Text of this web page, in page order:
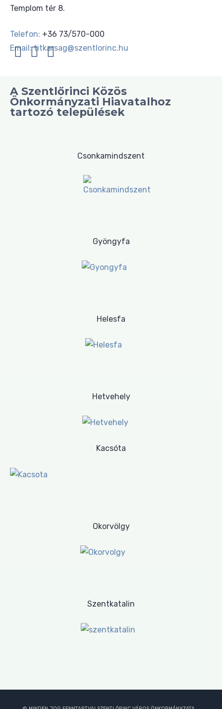
Templom tér 8.
Telefon: +36 73/570-000
Email: titkarsag@szentlorinc.hu
A Szentlőrinci Közös
Önkormányzati Hiavatalhoz
tartozó települések
Csonkamindszent
Gyöngyfa
Helesfa
Hetvehely
Kacsóta
Okorvölgy
Szentkatalin